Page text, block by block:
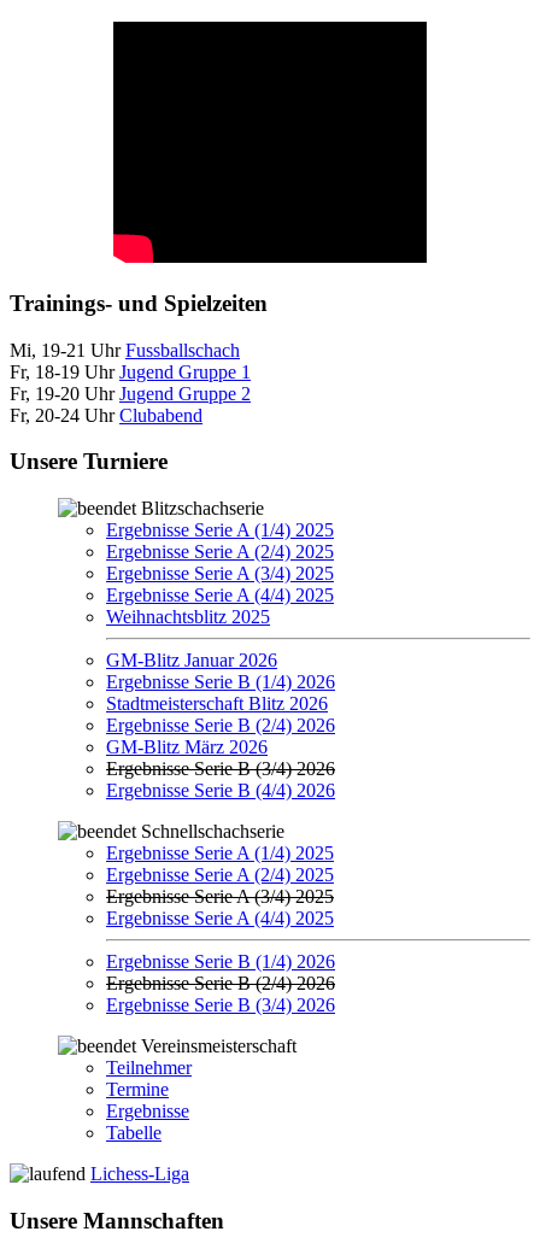
Trainings- und Spielzeiten
Mi, 19-21 UhrFussballschach
Fr, 18-19 UhrJugend Gruppe 1
Fr, 19-20 UhrJugend Gruppe 2
Fr, 20-24 UhrClubabend
Unsere Turniere
Blitzschachserie
Ergebnisse Serie A (1/4) 2025
Ergebnisse Serie A (2/4) 2025
Ergebnisse Serie A (3/4) 2025
Ergebnisse Serie A (4/4) 2025
Weihnachtsblitz 2025
GM-Blitz Januar 2026
Ergebnisse Serie B (1/4) 2026
Stadtmeisterschaft Blitz 2026
Ergebnisse Serie B (2/4) 2026
GM-Blitz März 2026
Ergebnisse Serie B (3/4) 2026
Ergebnisse Serie B (4/4) 2026
Schnellschachserie
Ergebnisse Serie A (1/4) 2025
Ergebnisse Serie A (2/4) 2025
Ergebnisse Serie A (3/4) 2025
Ergebnisse Serie A (4/4) 2025
Ergebnisse Serie B (1/4) 2026
Ergebnisse Serie B (2/4) 2026
Ergebnisse Serie B (3/4) 2026
Vereinsmeisterschaft
Teilnehmer
Termine
Ergebnisse
Tabelle
Lichess-Liga
Unsere Mannschaften